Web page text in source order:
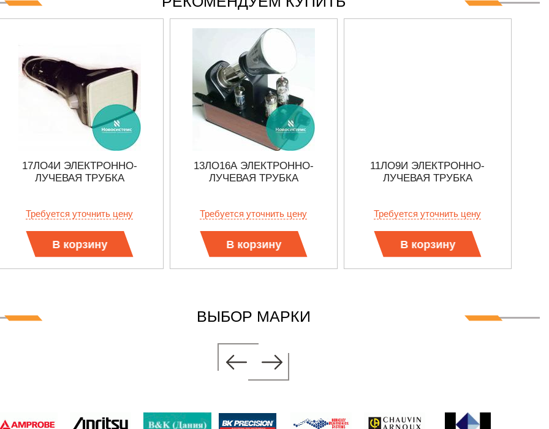
17ЛО4И ЭЛЕКТРОННО-
ЛУЧЕВАЯ ТРУБКА
Требуется уточнить цену
В корзину
13ЛО16А ЭЛЕКТРОННО-
ЛУЧЕВАЯ ТРУБКА
Требуется уточнить цену
В корзину
11ЛО9И ЭЛЕКТРОННО-
ЛУЧЕВАЯ ТРУБКА
Требуется уточнить цену
В корзину
ВЫБОР МАРКИ